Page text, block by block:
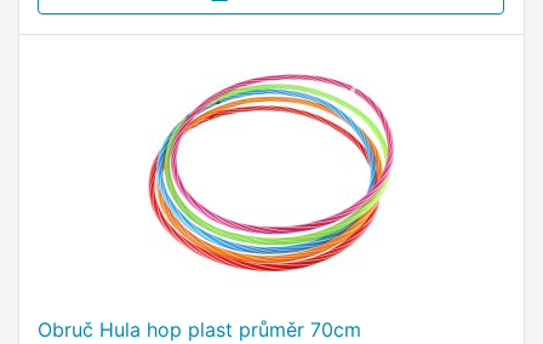
Obruč Hula hop plast průměr 70cm